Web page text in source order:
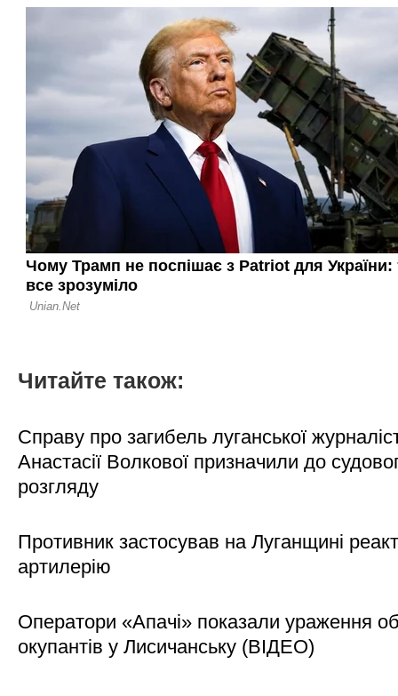
Читайте також:
Справу про загибель луганської
Анастасії Волкової призначили до
розгляду
Противник застосував на Луганщині
артилерію
Оператори «Апачі» показали ураження
окупантів у Лисичанську (ВІДЕО)